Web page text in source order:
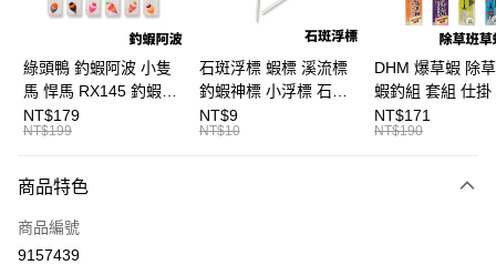
上海商業儲蓄銀行
台北富邦商業銀行
國泰世華商業銀行
兆豐國際商業銀行
臺灣中小企業銀行
台中商業銀行
匯豐（台灣）商業銀行
華泰商業銀行
聯邦商業銀行
遠東國際商業銀行
元大商業銀行
台灣樂天信用卡公司
Apple Pay
悠遊付
大哥付你分期
【大哥付你分期使用說明】
2.付款方式選擇「大哥付你分期」，訂單成立後會自動跳轉到大哥付的交易
流程，驗證手機門號後，選擇欲分期的期數、繳款截止日，確認付款後即完
相關說明
【關於「AFTEE先享後付」】
綠頭鴨 釣蝦阿波 小隻
馬 悍馬 RX145 釣蝦浮
標 泰國蝦標 阿波
F129
NT$179
NT$199
石斑浮標 蝦標 溪流標
釣蝦神標 小浮標 石斑
標 B411
NT$9
NT$10
DHM 爆草蝦 除
蝦釣組 套組 仕掛
尺/5尺 釣蝦釣組
鈎 H361 H370
NT$171
NT$190
商品特色
商品編號
9157439